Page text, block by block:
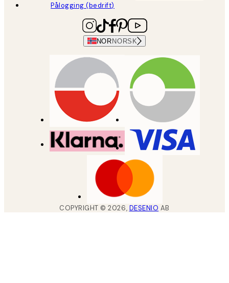
Pålogging (bedrift)
NORNORSK
COPYRIGHT ©2026, DESENIO AB